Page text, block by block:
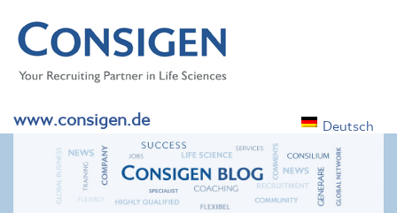
www.consigen.de Deutsch